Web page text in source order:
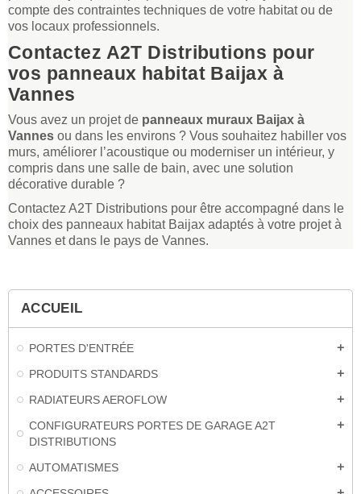
ACCUEIL
PORTES D'ENTRÉE add
PRODUITS STANDARDS add
RADIATEURS AEROFLOW add
CONFIGURATEURS PORTES DE GARAGE A2T
DISTRIBUTIONS
add
AUTOMATISMES add
compte des contraintes techniques de votre habitat ou de
vos locaux professionnels.
Contactez A2T Distributions pour
vos panneaux habitat Baijax à
Vannes
Vous avez un projet de panneaux muraux Baijax à
Vannes ou dans les environs ? Vous souhaitez habiller vos
murs, améliorer l’acoustique ou moderniser un intérieur, y
compris dans une salle de bain, avec une solution
décorative durable ?
Contactez A2T Distributions pour être accompagné dans le
choix des panneaux habitat Baijax adaptés à votre projet à
Vannes et dans le pays de Vannes.